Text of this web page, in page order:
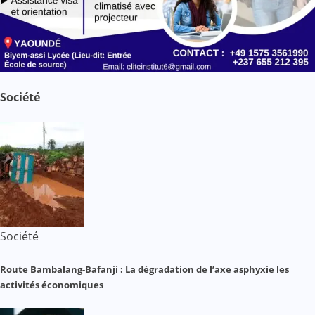
Société
Société
Route Bambalang-Bafanji : La dégradation de l’axe asphyxie les
activités économiques